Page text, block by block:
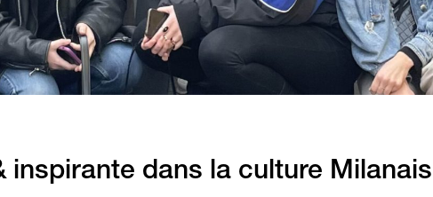
inspirante dans la culture